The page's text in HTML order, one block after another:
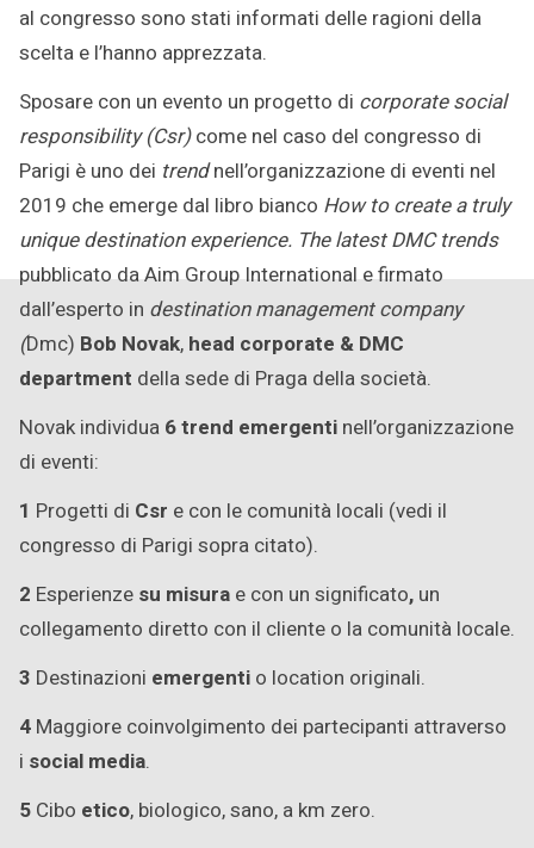
al congresso sono stati informati delle ragioni della
scelta e l’hanno apprezzata.
Sposare con un evento un progetto di corporate social
responsibility (Csr)come nel caso del congresso di
Parigi è uno dei trendnell’organizzazione di eventi nel
2019 che emerge dal libro bianco How to create a truly
unique destination experience. The latest DMC trends
pubblicato da Aim Group International e firmato
dall’esperto in destination management company
(Dmc) Bob Novak, head corporate & DMC
department della sede di Praga della società.
Novak individua 6 trend emergenti nell’organizzazione
di eventi:
1 Progetti di Csr e con le comunità locali (vedi il
congresso di Parigi sopra citato).
2 Esperienze su misura e con un significato, un
collegamento diretto con il cliente o la comunità locale.
3 Destinazioni emergenti o location originali.
4 Maggiore coinvolgimento dei partecipanti attraverso
i social media.
5 Cibo etico, biologico, sano, a km zero.